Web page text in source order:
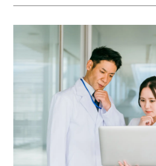
滋賀の老
入居の流れ
お客様の
見学レポ
よくある
不動産・
FEATURE